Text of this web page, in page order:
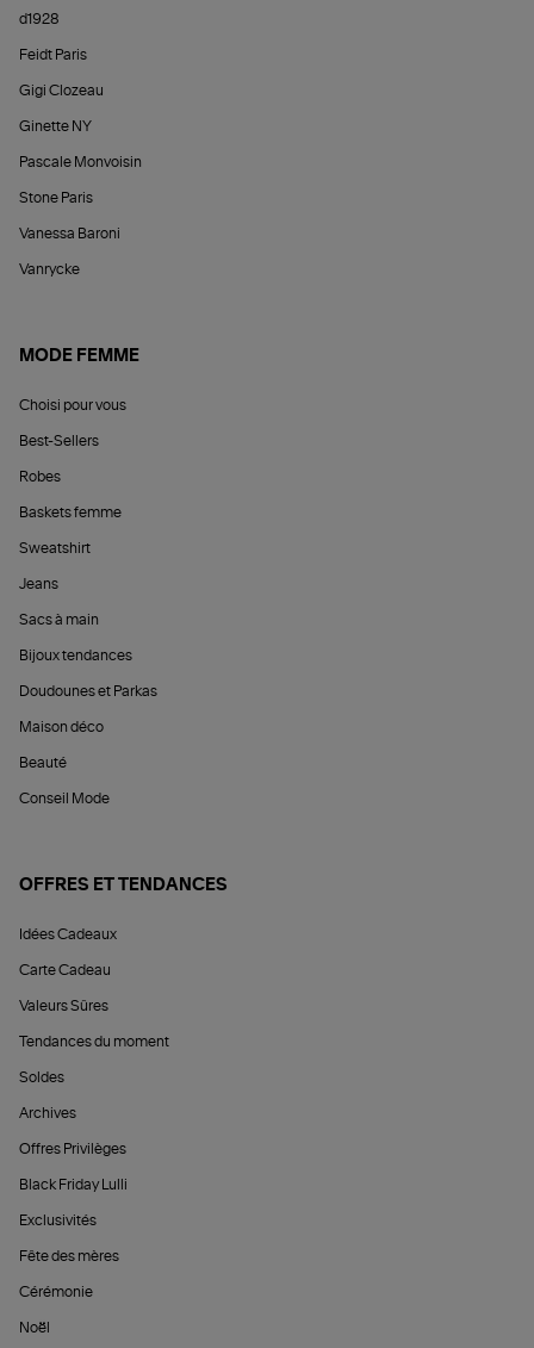
d1928
Feidt Paris
Gigi Clozeau
Ginette NY
Pascale Monvoisin
Stone Paris
Vanessa Baroni
Vanrycke
MODE FEMME
Choisi pour vous
Best-Sellers
Robes
Baskets femme
Sweatshirt
Jeans
Sacs à main
Bijoux tendances
Doudounes et Parkas
Maison déco
Beauté
Conseil Mode
OFFRES ET TENDANCES
Idées Cadeaux
Carte Cadeau
Valeurs Sûres
Tendances du moment
Soldes
Archives
Offres Privilèges
Black Friday Lulli
Exclusivités
Fête des mères
Cérémonie
Noël